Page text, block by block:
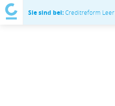
Sie sind bei:Creditreform Leer